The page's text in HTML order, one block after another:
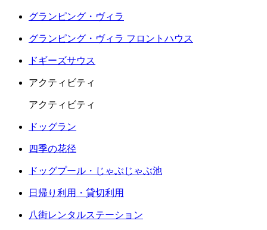
グランピング・ヴィラ
グランピング・ヴィラ フロントハウス
ドギーズサウス
アクティビティ
アクティビティ
ドッグラン
四季の花径
ドッグプール・じゃぶじゃぶ池
日帰り利用・貸切利用
八街レンタルステーション